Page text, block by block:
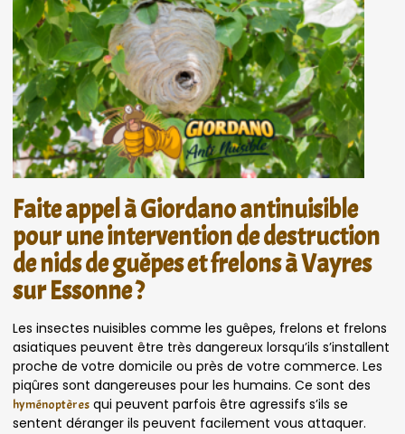
Faite appel à Giordano antinuisible
pour une intervention de destruction
de nids de guêpes et frelons à Vayres
sur Essonne ?
Les insectes nuisibles comme les guêpes, frelons et frelons
asiatiques peuvent être très dangereux lorsqu’ils s’installent
proche de votre domicile ou près de votre commerce. Les
piqûres sont dangereuses pour les humains. Ce sont des
hyménoptères qui peuvent parfois être agressifs s’ils se
sentent déranger ils peuvent facilement vous attaquer.